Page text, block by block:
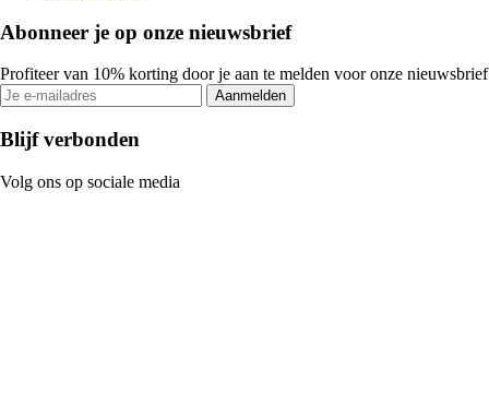
Abonneer je op onze nieuwsbrief
Profiteer van 10% korting door je aan te melden voor onze nieuwsbrief
Aanmelden
Blijf verbonden
Volg ons op sociale media